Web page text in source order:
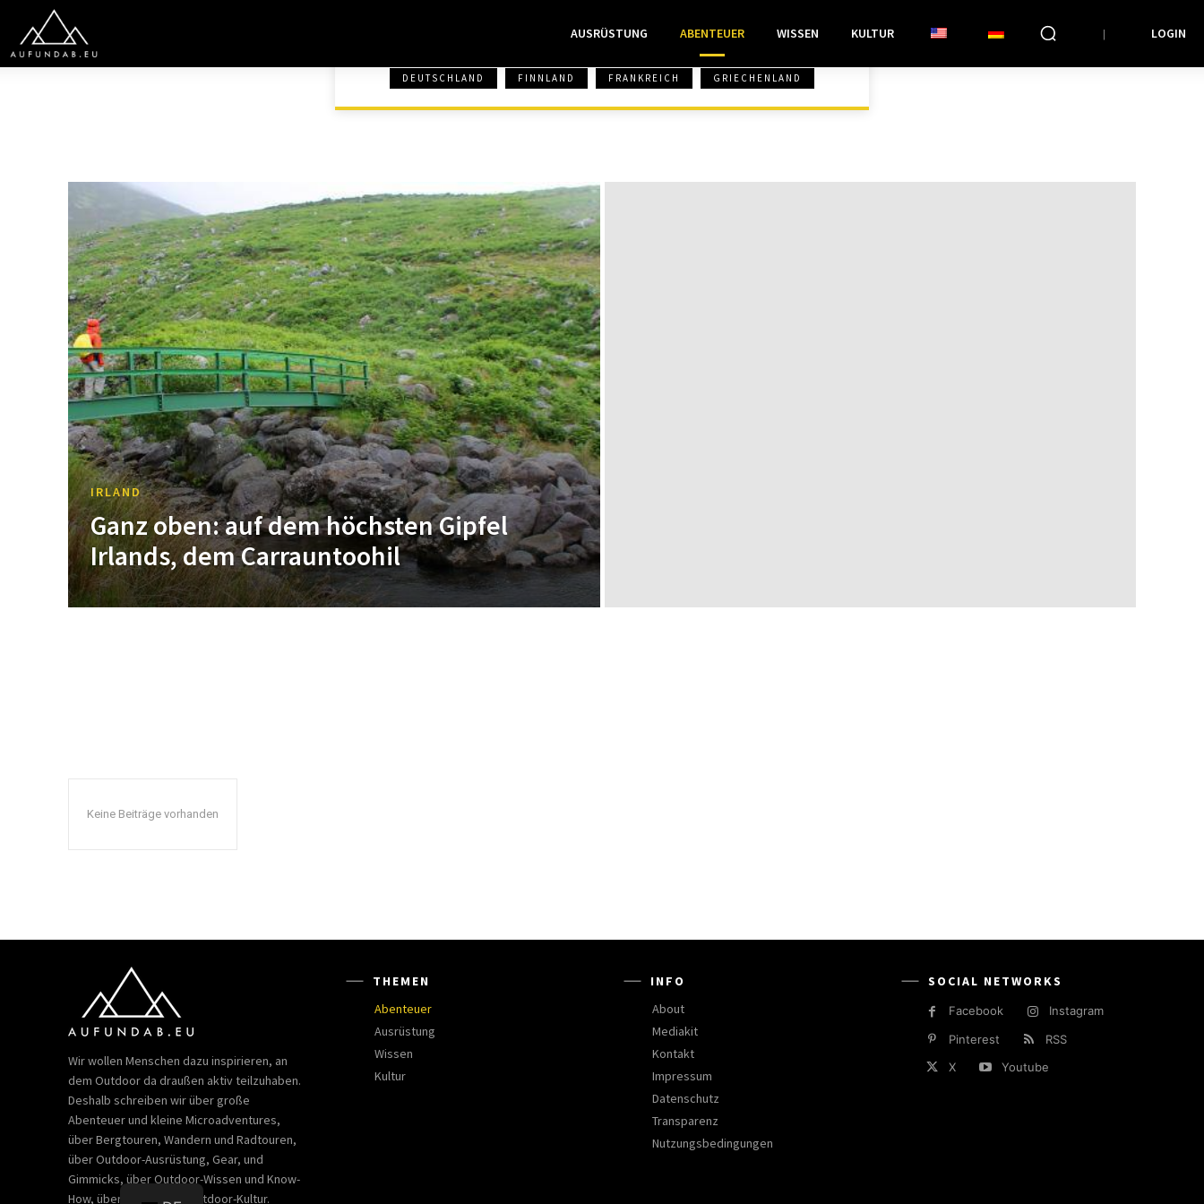
AUSRÜSTUNG ABENTEUER WISSEN KULTUR LOGIN
DEUTSCHLAND FINNLAND FRANKREICH GRIECHENLAND
IRLAND
Ganz oben: auf dem höchsten Gipfel
Irlands, dem Carrauntoohil
Keine Beiträge vorhanden
Wir wollen Menschen dazu inspirieren, an
dem Outdoor da draußen aktiv teilzuhaben.
Deshalb schreiben wir über große
Abenteuer und kleine Microadventures,
über Bergtouren, Wandern und Radtouren,
über Outdoor-Ausrüstung, Gear, und
Gimmicks, über Outdoor-Wissen und Know-
How, über Bücher und Outdoor-Kultur.
THEMEN
Abenteuer
Ausrüstung
Wissen
Kultur
INFO
About
Mediakit
Kontakt
Impressum
Datenschutz
Transparenz
Nutzungsbedingungen
SOCIAL NETWORKS
Facebook
Instagram
Pinterest
RSS
X
Youtube